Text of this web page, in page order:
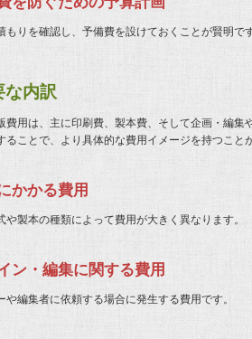
もりを確認し、予備費を設けておくことが賢明で
な内訳
費用は、主に印刷費、製本費、そして企画・編
ることで、より具体的な費用イメージを持つこと
かかる費用
や製本の種類によって費用が大きく異なります。
ン・編集に関する費用
や編集者に依頼する場合に発生する費用です。